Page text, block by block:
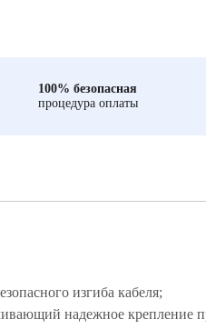
100% безопасная
процедура оплаты
изгиба кабеля;
надежное крепление